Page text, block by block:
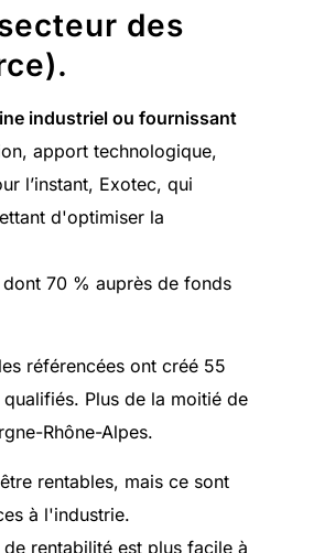
des
).
industriel ou fournissant
apport technologique,
l’instant, Exotec, qui
d'optimiser la
70 % auprès de fonds
référencées ont créé 55
Plus de la moitié de
Rhône-Alpes.
rentables, mais ce sont
à l'industrie.
de rentabilité est plus facile à